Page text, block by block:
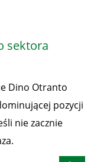
sektora
Dino Otranto
pozycji
nie zacznie